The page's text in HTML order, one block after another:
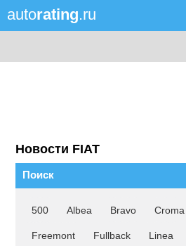
autorating.ru
Новости FIAT
Поиск
500 Albea Bravo Croma
Freemont Fullback Linea